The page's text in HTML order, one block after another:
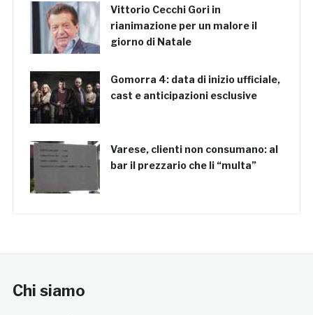
Vittorio Cecchi Gori in
rianimazione per un malore il
giorno di Natale
Gomorra 4: data di inizio ufficiale,
cast e anticipazioni esclusive
Varese, clienti non consumano: al
bar il prezzario che li “multa”
Chi siamo